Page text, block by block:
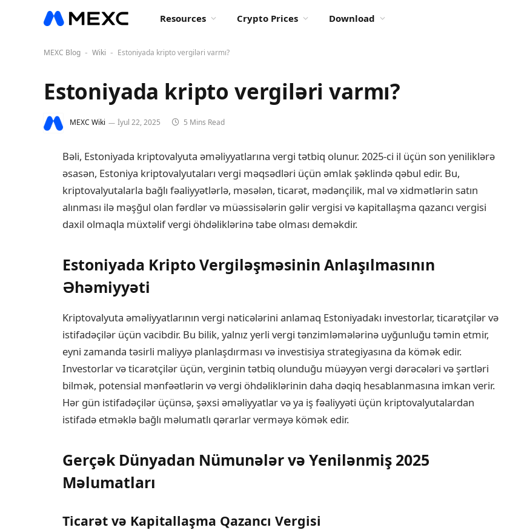
Resources Crypto Prices Download
MEXC Blog - Wiki - Estoniyada kripto vergiləri varmı?
Estoniyada kripto vergiləri varmı?
MEXC Wiki İyul 22, 2025 5 Mins Read
Bəli, Estoniyada kriptovalyuta əməliyyatlarına vergi tətbiq olunur. 2025-ci il üçün son yeniliklərə
əsasən, Estoniya kriptovalyutaları vergi məqsədləri üçün əmlak şəklində qəbul edir. Bu,
kriptovalyutalarla bağlı fəaliyyətlərlə, məsələn, ticarət, mədənçilik, mal və xidmətlərin satın
alınması ilə məşğul olan fərdlər və müəssisələrin gəlir vergisi və kapitallaşma qazancı vergisi
daxil olmaqla müxtəlif vergi öhdəliklərinə tabe olması deməkdir.
Estoniyada Kripto Vergiləşməsinin Anlaşılmasının
Əhəmiyyəti
Kriptovalyuta əməliyyatlarının vergi nəticələrini anlamaq Estoniyadakı investorlar, ticarətçilər və
istifadəçilər üçün vacibdir. Bu bilik, yalnız yerli vergi tənzimləmələrinə uyğunluğu təmin etmir,
eyni zamanda təsirli maliyyə planlaşdırması və investisiya strategiyasına da kömək edir.
Investorlar və ticarətçilər üçün, verginin tətbiq olunduğu müəyyən vergi dərəcələri və şərtləri
bilmək, potensial mənfəətlərin və vergi öhdəliklərinin daha dəqiq hesablanmasına imkan verir.
Hər gün istifadəçilər üçünsə, şəxsi əməliyyatlar və ya iş fəaliyyəti üçün kriptovalyutalardan
istifadə etməklə bağlı məlumatlı qərarlar verməyə kömək edir.
Gerçək Dünyadan Nümunələr və Yenilənmiş 2025
Məlumatları
Ticarət və Kapitallaşma Qazancı Vergisi